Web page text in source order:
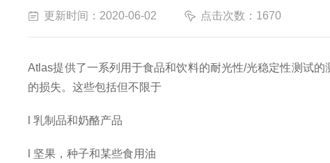
更新时间：2020-06-02 点击次数：1670
Atlas提供了一系列用于食品和饮料的耐光性/光稳定性测试的
的损失。这些包括但不限于
l乳制品和奶酪产品
坚果，种子和某些食用油